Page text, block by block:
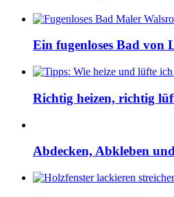
Ein fugenloses Bad von
Richtig heizen, richtig
Abdecken, Abkleben